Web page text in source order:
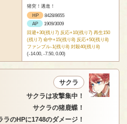
猪突！邁進！
HP
8428/8655
AP
1909/3009
回避+30(残り7) 反応+10(残り7) 再生150
(残り7) 命中+15(残り8) 反応+50(残り8)
ファンブル-1(残り8) 封殺40(残り8)
(-14.00, -7.50, 0.00)
サクラ
サクラは攻撃集中！
サクラの猪鹿蝶！
ラのHPに1748のダメージ！